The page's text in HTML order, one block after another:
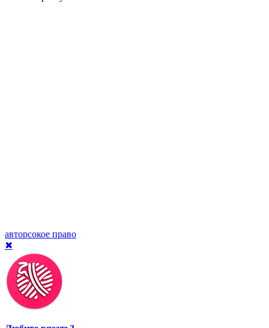
авторсокое право
✖